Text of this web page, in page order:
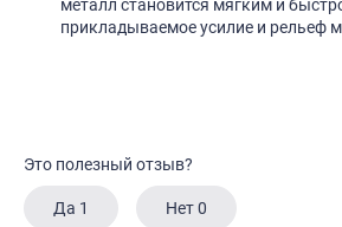
металл становится мягким и
прикладываемое усилие и рельеф
Это полезный отзыв?
Да 1 Нет0